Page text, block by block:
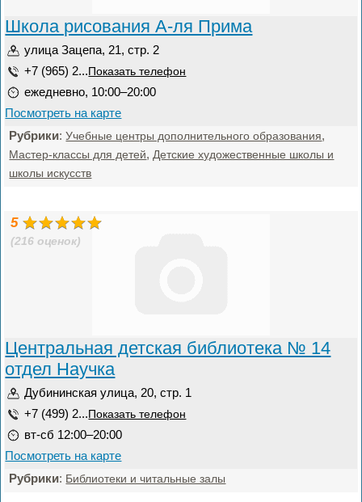
Школа рисования А-ля Прима
улица Зацепа, 21, стр. 2
+7 (965) 2... Показать телефон
ежедневно, 10:00–20:00
Посмотреть на карте
Рубрики:Учебные центры дополнительного образования,
Мастер-классы для детей, Детские художественные школы и
школы искусств
5
(216 оценок)
Центральная детская библиотека № 14
отдел Научка
Дубининская улица, 20, стр. 1
+7 (499) 2... Показать телефон
вт-сб 12:00–20:00
Посмотреть на карте
Рубрики: Библиотеки и читальные залы